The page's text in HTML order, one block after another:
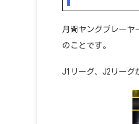
月間ヤングプレーヤ
のことです。
J1リーグ、J2リーグ